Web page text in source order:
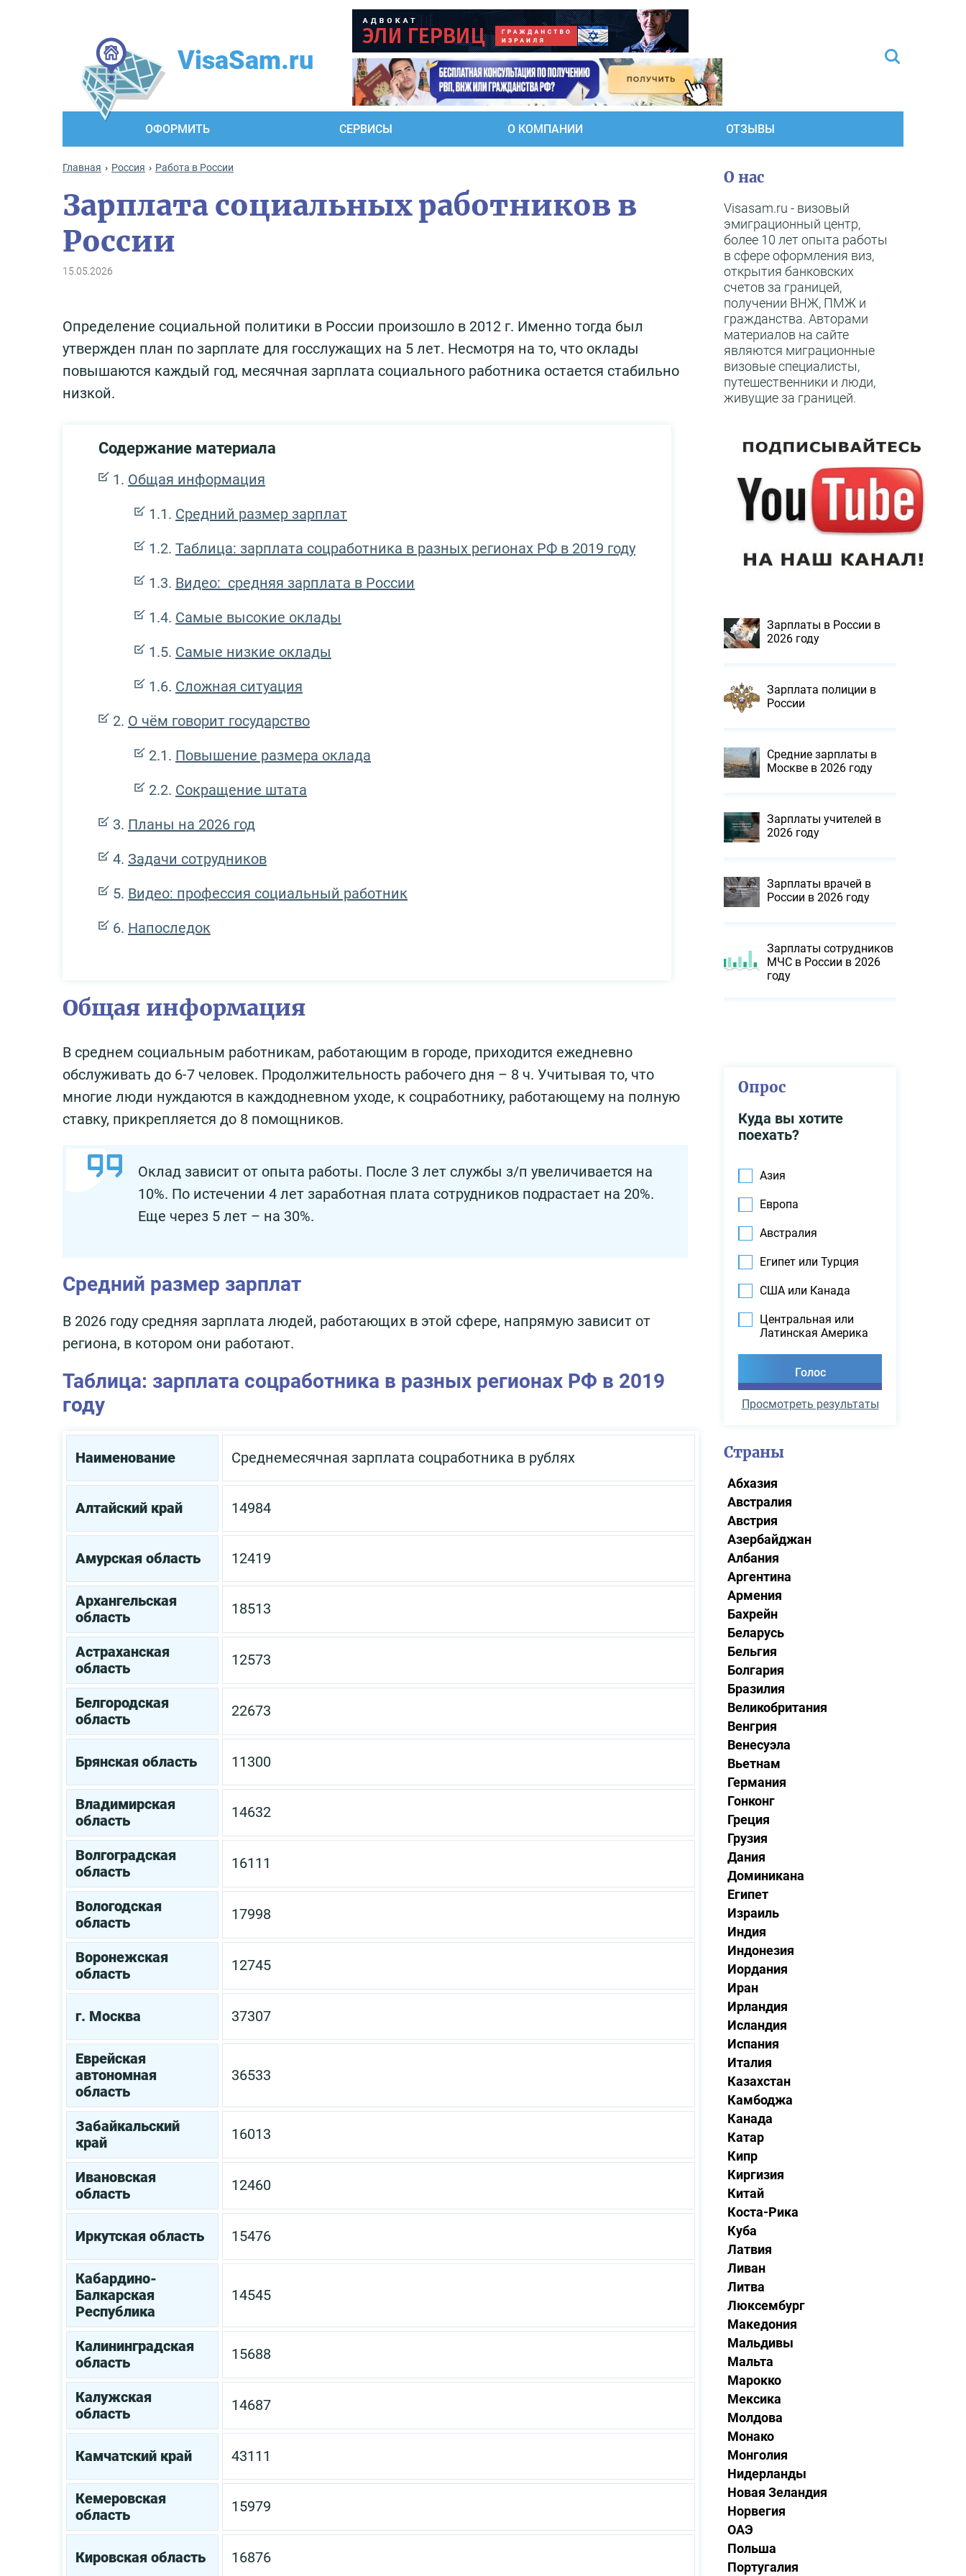
VisaSam.ru
ОФОРМИТЬ СЕРВИСЫ О КОМПАНИИ ОТЗЫВЫ
Главная Россия Работа в России
Зарплата социальных работников в
России
15.05.2026
Определение социальной политики в России произошло в 2012 г. Именно тогда был
утвержден план по зарплате для госслужащих на 5 лет. Несмотря на то, что оклады
повышаются каждый год, месячная зарплата социального работника остается стабильно
низкой.
Содержание материала
Общая информация
Средний размер зарплат
Таблица: зарплата соцработника в разных регионах РФ в 2019 году
Видео: средняя зарплата в России
Самые высокие оклады
Самые низкие оклады
Сложная ситуация
О чём говорит государство
Повышение размера оклада
Сокращение штата
Планы на 2026 год
Задачи сотрудников
Видео: профессия социальный работник
Напоследок
Общая информация
В среднем социальным работникам, работающим в городе, приходится ежедневно
обслуживать до 6-7 человек. Продолжительность рабочего дня – 8 ч. Учитывая то, что
многие люди нуждаются в каждодневном уходе, к соцработнику, работающему на полную
ставку, прикрепляется до 8 помощников.
Оклад зависит от опыта работы. После 3 лет службы з/п увеличивается на
10%. По истечении 4 лет заработная плата сотрудников подрастает на 20%.
Еще через 5 лет – на 30%.
Средний размер зарплат
В 2026 году средняя зарплата людей, работающих в этой сфере, напрямую зависит от
региона, в котором они работают.
Таблица: зарплата соцработника в разных регионах РФ в 2019
году
Наименование Среднемесячная зарплата соцработника в рублях
Алтайский край 14984
Амурская область 12419
Архангельская
область
18513
Астраханская
область
12573
Белгородская
область
22673
Брянская область 11300
Владимирская
область
14632
Волгоградская
область
16111
Вологодская
область
17998
Воронежская
область
12745
г. Москва 37307
Еврейская
автономная
область
36533
Забайкальский
край
16013
Ивановская
область
12460
Иркутская область 15476
Кабардино-
Балкарская
Республика
14545
Калининградская
область
15688
Калужская
область
14687
Камчатский край 43111
Кемеровская
область
15979
Кировская область 16876
О нас
Visasam.ru - визовый
эмиграционный центр,
более 10 лет опыта работы
в сфере оформления виз,
открытия банковских
счетов за границей,
получении ВНЖ, ПМЖ и
гражданства. Авторами
материалов на сайте
являются миграционные
визовые специалисты,
путешественники и люди,
живущие за границей.
Зарплаты в России в
2026 году
Зарплата полиции в
России
Средние зарплаты в
Москве в 2026 году
Зарплаты учителей в
2026 году
Зарплаты врачей в
России в 2026 году
Зарплаты сотрудников
МЧС в России в 2026
году
Опрос
Куда вы хотите
поехать?
Азия
Европа
Австралия
Египет или Турция
США или Канада
Центральная или
Латинская Америка
Просмотреть результаты
Страны
Абхазия
Австралия
Австрия
Азербайджан
Албания
Аргентина
Армения
Бахрейн
Беларусь
Бельгия
Болгария
Бразилия
Великобритания
Венгрия
Венесуэла
Вьетнам
Германия
Гонконг
Греция
Грузия
Дания
Доминикана
Египет
Израиль
Индия
Индонезия
Иордания
Иран
Ирландия
Исландия
Испания
Италия
Казахстан
Камбоджа
Канада
Катар
Кипр
Киргизия
Китай
Коста-Рика
Куба
Латвия
Ливан
Литва
Люксембург
Македония
Мальдивы
Мальта
Марокко
Мексика
Молдова
Монако
Монголия
Нидерланды
Новая Зеландия
Норвегия
ОАЭ
Польша
Португалия